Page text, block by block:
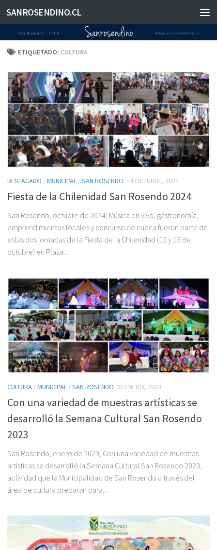
Saltar al contenido
SANROSENDINO.CL
ETIQUETADO: CULTURA
DESTACADO /MUNICIPAL /SAN ROSENDO 14 OCTUBRE, 2024
Fiesta de la Chilenidad San Rosendo 2024
San Rosendo, octubre de 2024; Música en vivo, gastronomía,
emprendimientos locales y concurso de cueca fueron parte de
estas dos jornadas de la Fiesta de la Chilenidad (12 y 13 de
octubre) en Plaza...
CULTURA /MUNICIPAL /SAN ROSENDO 30 ENERO, 2023
Con una variedad de muestras artísticas se
desarrolló la Semana Cultural San Rosendo
2023
San Rosendo, enero de 2023; Con una variedad de muestras
artísticas se desarrolló la Semana Cultural San Rosendo 2023,
actividad que la Municipalidad de San Rosendo a través del
área de cultura preparan para...